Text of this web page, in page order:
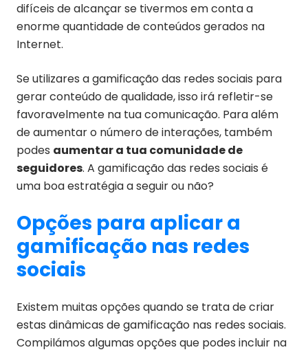
difíceis de alcançar se tivermos em conta a
enorme quantidade de conteúdos gerados na
Internet.
Se utilizares a gamificação das redes sociais para
gerar conteúdo de qualidade, isso irá refletir-se
favoravelmente na tua comunicação. Para além
de aumentar o número de interações, também
podes aumentar a tua comunidade de
seguidores. A gamificação das redes sociais é
uma boa estratégia a seguir ou não?
Opções para aplicar a
gamificação nas redes
sociais
Existem muitas opções quando se trata de criar
estas dinâmicas de gamificação nas redes sociais.
Compilámos algumas opções que podes incluir na